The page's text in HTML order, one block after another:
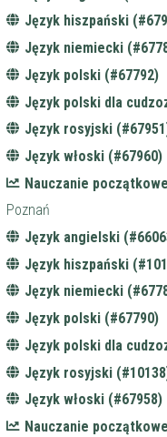
Język hiszpański
Język niemiecki
Język polski (#67792)
Język polski dla
Język rosyjski
Język włoski (#67960)
Nauczanie
Poznań
Język angielski
Język hiszpański
Język niemiecki
Język polski (#67790)
Język polski dla
Język rosyjski
Język włoski (#67958)
Nauczanie